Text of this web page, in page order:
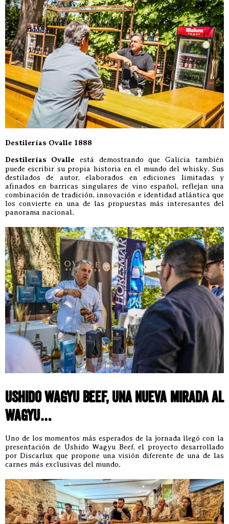
Destilerías Ovalle 1888
Destilerías Ovalle está demostrando que Galicia también
puede escribir su propia historia en el mundo del whisky. Sus
destilados de autor, elaborados en ediciones limitadas y
afinados en barricas singulares de vino español, reflejan una
combinación de tradición, innovación e identidad atlántica que
los convierte en una de las propuestas más interesantes del
panorama nacional.
Ushido Wagyu Beef, una nueva mirada al
wagyu…
Uno de los momentos más esperados de la jornada llegó con la
presentación de Ushido Wagyu Beef, el proyecto desarrollado
por Discarlux que propone una visión diferente de una de las
carnes más exclusivas del mundo.